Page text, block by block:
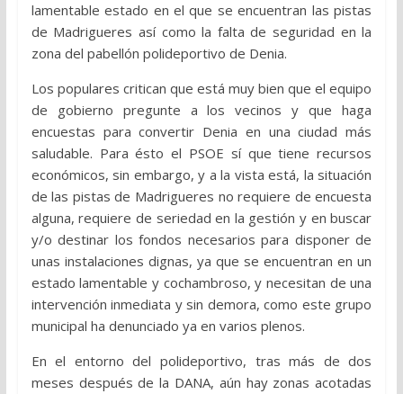
lamentable estado en el que se encuentran las pistas
de Madrigueres así como la falta de seguridad en la
zona del pabellón polideportivo de Denia.
Los populares critican que está muy bien que el equipo
de gobierno pregunte a los vecinos y que haga
encuestas para convertir Denia en una ciudad más
saludable. Para ésto el PSOE sí que tiene recursos
económicos, sin embargo, y a la vista está, la situación
de las pistas de Madrigueres no requiere de encuesta
alguna, requiere de seriedad en la gestión y en buscar
y/o destinar los fondos necesarios para disponer de
unas instalaciones dignas, ya que se encuentran en un
estado lamentable y cochambroso, y necesitan de una
intervención inmediata y sin demora, como este grupo
municipal ha denunciado ya en varios plenos.
En el entorno del polideportivo, tras más de dos
meses después de la DANA, aún hay zonas acotadas